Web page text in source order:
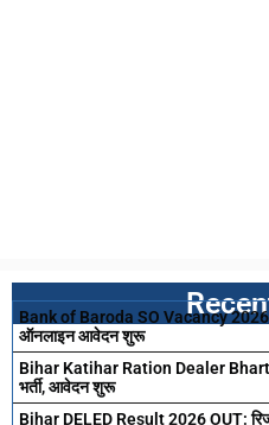
Bank of Baroda SO Vacancy
ऑनलाइन आवेदन शुरू
Bihar Katihar Ration Dealer Bharti
भर्ती, आवेदन शुरू
Bihar DELED Result 2026 OUT: